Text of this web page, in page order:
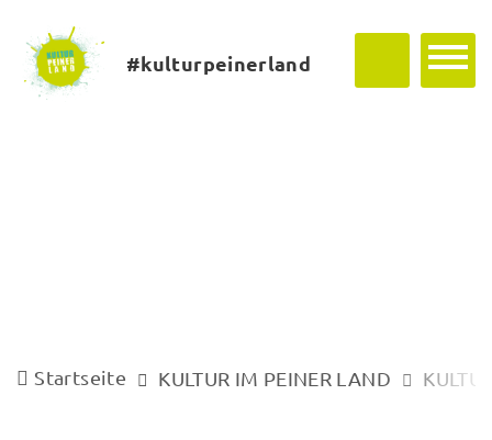
#kulturpeinerland
Startseite KULTUR IM PEINER LAND